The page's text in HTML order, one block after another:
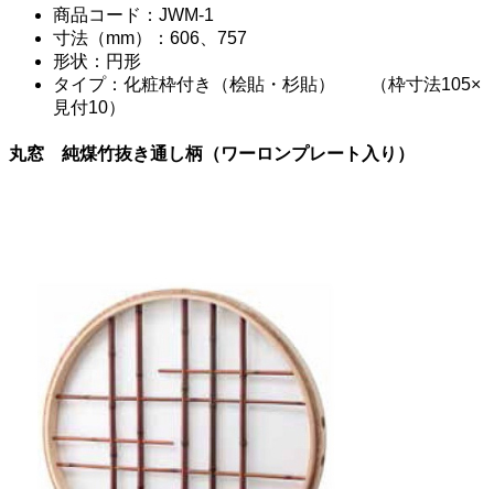
商品コード：JWM-1
寸法（mm）：606、757
形状：円形
タイプ：化粧枠付き（桧貼・杉貼） （枠寸法105×
見付10）
丸窓 純煤竹抜き通し柄（ワーロンプレート入り）